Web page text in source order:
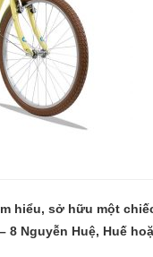
hiểu, sở hữu một
8 Nguyễn Huệ, Huế